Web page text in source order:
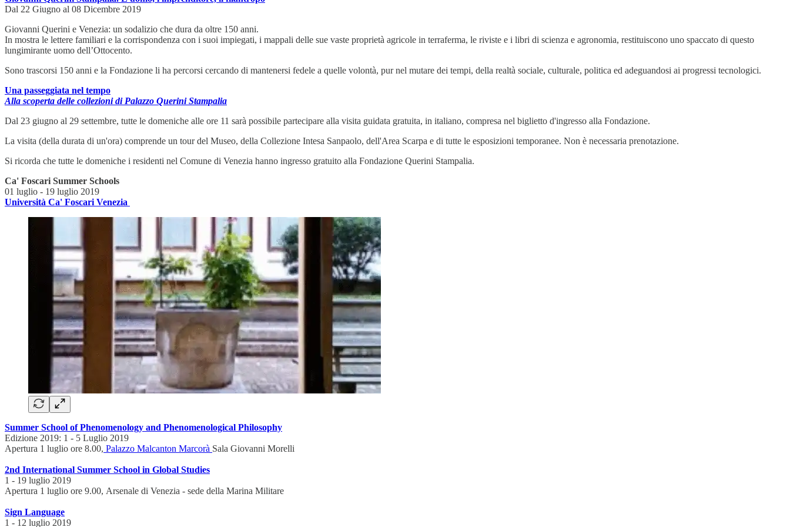
Dal 22 Giugno al 08 Dicembre 2019
Giovanni Querini e Venezia: un sodalizio che dura da oltre 150 anni.
In mostra le lettere familiari e la corrispondenza con i suoi impiegati, i mappali delle sue vaste proprietà agricole in terraferma, le riviste e i libri di scienza e agronomia, restituiscono uno spaccato di questo
lungimirante uomo dell’Ottocento.
Sono trascorsi 150 anni e la Fondazione li ha percorsi cercando di mantenersi fedele a quelle volontà, pur nel mutare dei tempi, della realtà sociale, culturale, politica ed adeguandosi ai progressi tecnologici.
Una passeggiata nel tempo
Alla scoperta delle collezioni di Palazzo Querini Stampalia
Dal 23 giugno al 29 settembre, tutte le domeniche alle ore 11 sarà possibile partecipare alla visita guidata gratuita, in italiano, compresa nel biglietto d'ingresso alla Fondazione.
La visita (della durata di un'ora) comprende un tour del Museo, della Collezione Intesa Sanpaolo, dell'Area Scarpa e di tutte le esposizioni temporanee. Non è necessaria prenotazione.
Si ricorda che tutte le domeniche i residenti nel Comune di Venezia hanno ingresso gratuito alla Fondazione Querini Stampalia.
Ca' Foscari Summer Schools
01 luglio - 19 luglio 2019
Università Ca' Foscari Venezia
Summer School of Phenomenology and Phenomenological Philosophy
Edizione 2019: 1 - 5 Luglio 2019
Apertura 1 luglio ore 8.00, Palazzo Malcanton Marcorà Sala Giovanni Morelli
2nd International Summer School in Global Studies
1 - 19 luglio 2019
Apertura 1 luglio ore 9.00, Arsenale di Venezia - sede della Marina Militare
Sign Language
1 - 12 luglio 2019